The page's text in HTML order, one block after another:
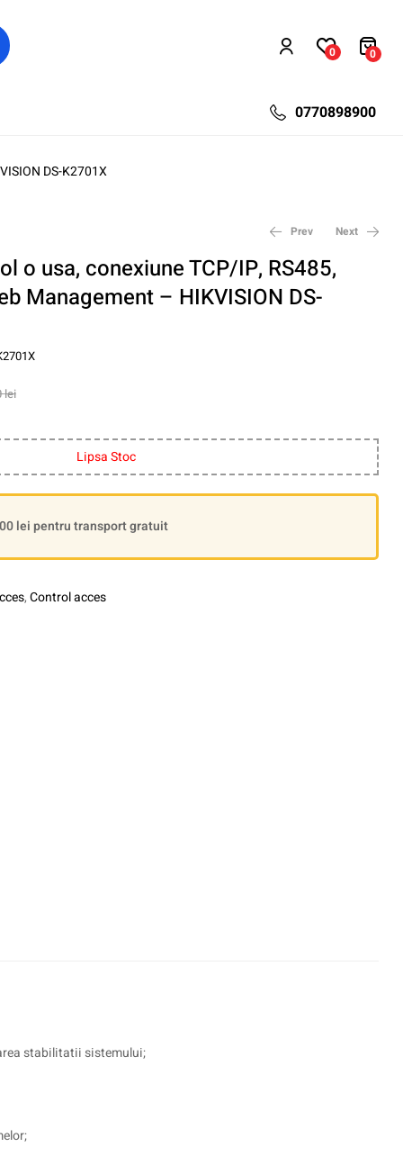
0 0
0770898900
DS-K2701X
Prev
3.620,50
2.715,38lei
Next
3.315,00
2.486,25lei
o usa, conexiune TCP/IP, RS485,
Management – HIKVISION DS-
lei
Lipsa Stoc
lei pentru transport gratuit
,Control acces
stabilitatii sistemului;